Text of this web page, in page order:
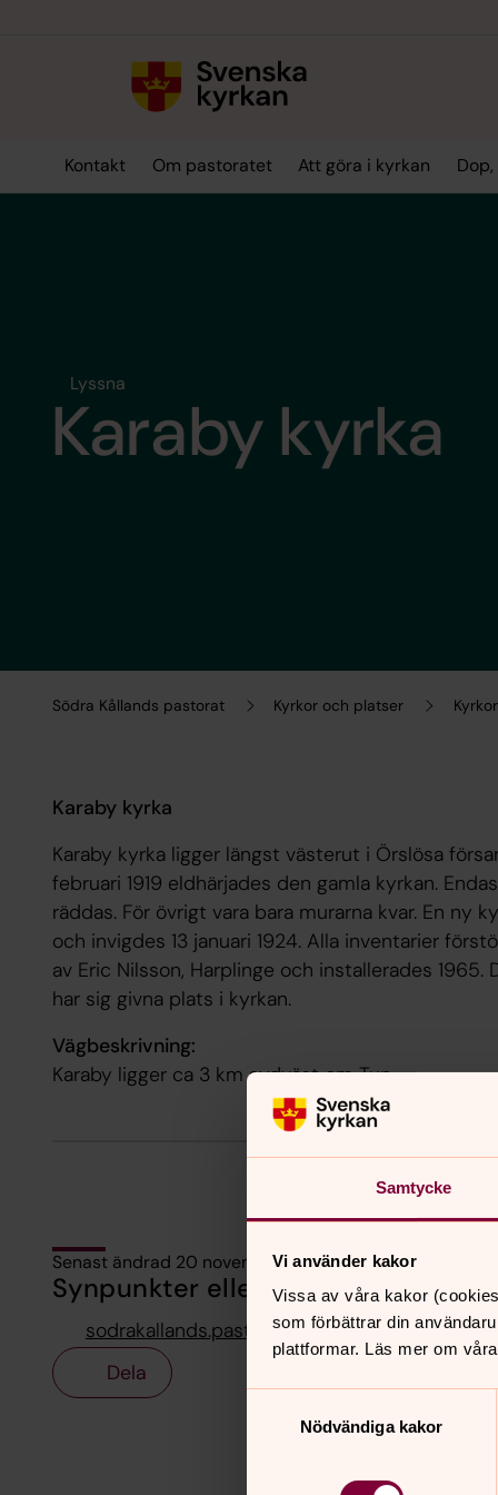
Samtycke
Vi använder kakor
Vissa av våra kakor
som förbättrar din
plattformar. Läs mer om
Nödvändiga kakor
Kontakt Om pastoratet Att göra i kyrkan
Södra Kållands pastorat Kyrkor och platser Kyrkor
Lyssna
Karaby kyrka
Karaby kyrka
Karaby kyrka ligger längst västerut i Örslösa
februari 1919 eldhärjades den gamla kyrkan.
räddas. För övrigt vara bara murarna kvar. En ny
och invigdes 13 januari 1924. Alla inventarier
av Eric Nilsson, Harplinge och installerades
har sig givna plats i kyrkan.
Vägbeskrivning:
Karaby ligger ca 3 km sydväst om Tun.
Senast ändrad 20 november 2025
Synpunkter eller frågor på sidans
sodrakallands.pastorat@svenskakyrkan.se
Dela